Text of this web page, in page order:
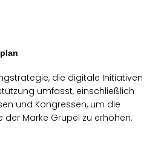
die digitale Initiativen
umfasst, einschließlich
und Kongressen, um die
der Marke Grupel zu erhöhen.